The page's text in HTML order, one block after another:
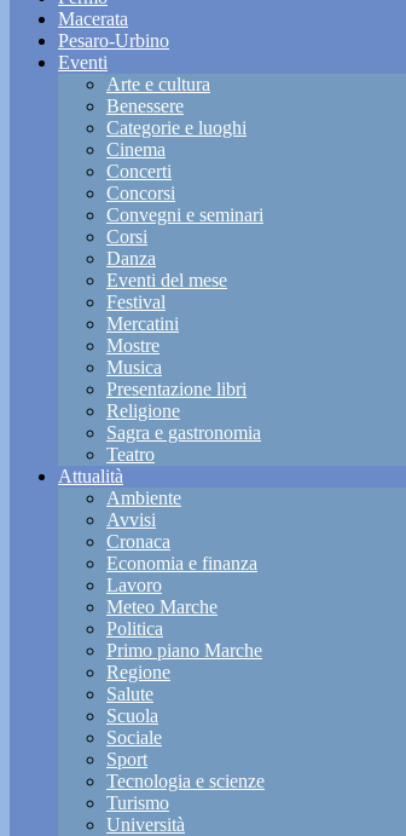
Macerata
Pesaro-Urbino
Eventi
Arte e cultura
Benessere
Categorie e luoghi
Cinema
Concerti
Concorsi
Convegni e seminari
Corsi
Danza
Eventi del mese
Festival
Mercatini
Mostre
Musica
Presentazione libri
Religione
Sagra e gastronomia
Teatro
Attualità
Ambiente
Avvisi
Cronaca
Economia e finanza
Lavoro
Meteo Marche
Politica
Primo piano Marche
Regione
Salute
Scuola
Sociale
Sport
Tecnologia e scienze
Turismo
Università